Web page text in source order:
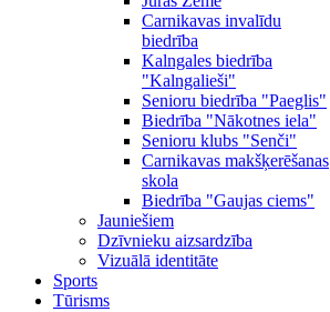
Carnikavas invalīdu
biedrība
Kalngales biedrība
"Kalngalieši"
Senioru biedrība "Paeglis"
Biedrība "Nākotnes iela"
Senioru klubs "Senči"
Carnikavas makšķerēšanas
skola
Biedrība "Gaujas ciems"
Jauniešiem
Dzīvnieku aizsardzība
Vizuālā identitāte
Sports
Tūrisms